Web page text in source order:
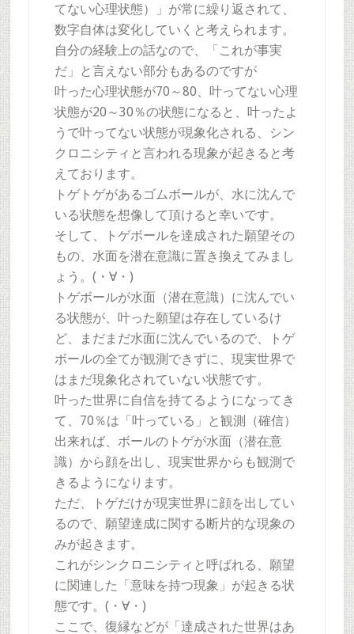
てない心理状態）」が常に繰り返されて、
数字自体は変化していくと考えられます。
自分の経験上の話なので、「これが事実
だ」と言えない部分もあるのですが
叶った心理状態が70～80、叶ってない心理
状態が20～30％の状態になると、叶ったよ
うで叶ってない状態が現象化される、シン
クロニシティと言われる現象が起きると考
えております。
トゲトゲがあるゴムボールが、水に沈んで
いる状態を想像して頂けると幸いです。
そして、トゲボールを達成された願望その
もの、水面を潜在意識に置き換えてみまし
ょう。(・∀・)
トゲボールが水面（潜在意識）に沈んでい
る状態が、叶った願望は存在しているけ
ど、まだまだ水面に沈んでいるので、トゲ
ボールの全てが観測できずに、現実世界で
はまだ現象化されていない状態です。
叶った世界に自信を持てるようになってき
て、70％は「叶っている」と観測（確信）
出来れば、ボールのトゲが水面（潜在意
識）から顔を出し、現実世界からも観測で
きるようになります。
ただ、トゲだけが現実世界に顔を出してい
るので、願望達成に関する断片的な現象の
みが起きます。
これがシンクロニシティと呼ばれる、願望
に関連した「意味を持つ現象」が起きる状
態です。(・∀・)
ここで、復縁などが「達成された世界はあ